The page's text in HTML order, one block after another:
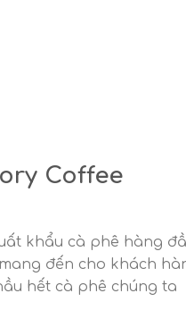
Coffee
khẩu cà phê hàng
đến cho khách
hết cà phê chúng ta